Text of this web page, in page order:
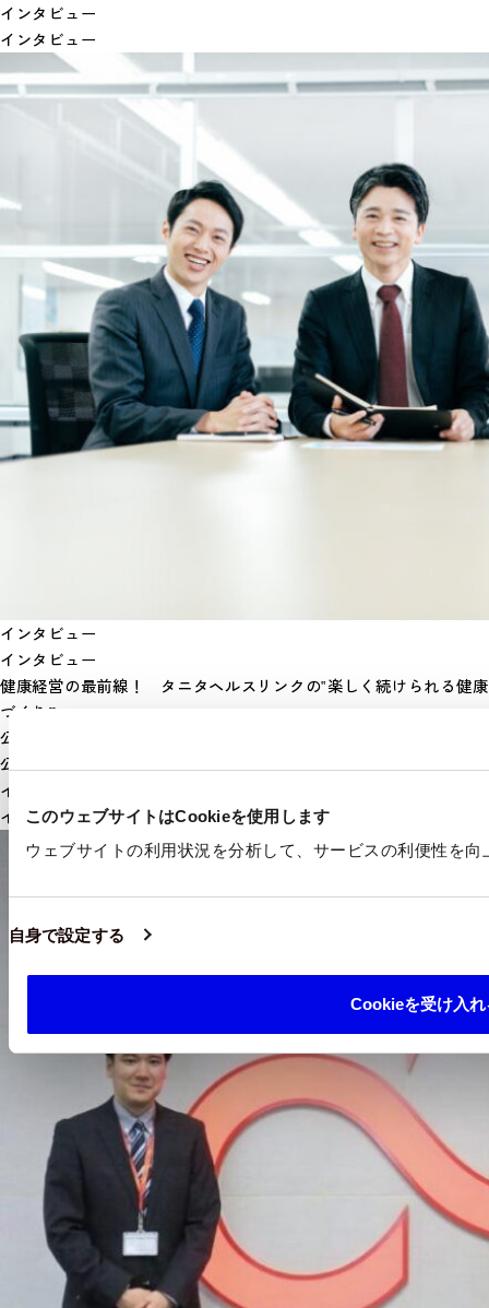
このウェブサイトはCookieを使用します
ウェブサイトの利用状況を分析して、サービスの利便性を
自身で設定する
Cookieを受け入れ
インタビュー
インタビュー
インタビュー
インタビュー
健康経営の最前線！ タニタヘルスリンクの‟楽しく続けられる健康
づくり”
公開日：
公開日：
インタビュー
インタビュー